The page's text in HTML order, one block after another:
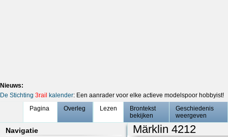
Nieuws:
De Stichting 3rail kalender: Een aanrader voor elke actieve modelspoor hobbyist!
Pagina
Overleg Lezen
Brontekst
bekijken
Geschiedenis
weergeven
Navigatie Märklin 4212